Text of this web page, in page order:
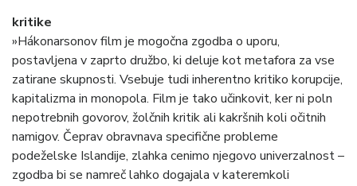
kritike
»Hákonarsonov film je mogočna zgodba o uporu,
postavljena v zaprto družbo, ki deluje kot metafora za vse
zatirane skupnosti. Vsebuje tudi inherentno kritiko korupcije,
kapitalizma in monopola. Film je tako učinkovit, ker ni poln
nepotrebnih govorov, žolčnih kritik ali kakršnih koli očitnih
namigov. Čeprav obravnava specifične probleme
podeželske Islandije, zlahka cenimo njegovo univerzalnost –
zgodba bi se namreč lahko dogajala v kateremkoli